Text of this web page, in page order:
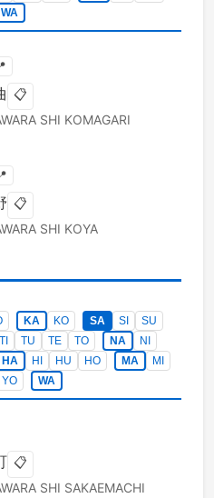
WA
📋
SHI KOMAGARI
📋
SHI KOYA
KA KO SA SI
SU
TI TU TE TO NA
NI
HA HI HU HO MA
MI
YO WA
📋
SHI SAKAEMACHI